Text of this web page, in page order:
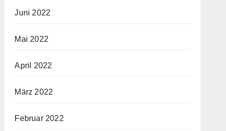
Juni 2022
Mai 2022
April 2022
März 2022
Februar 2022